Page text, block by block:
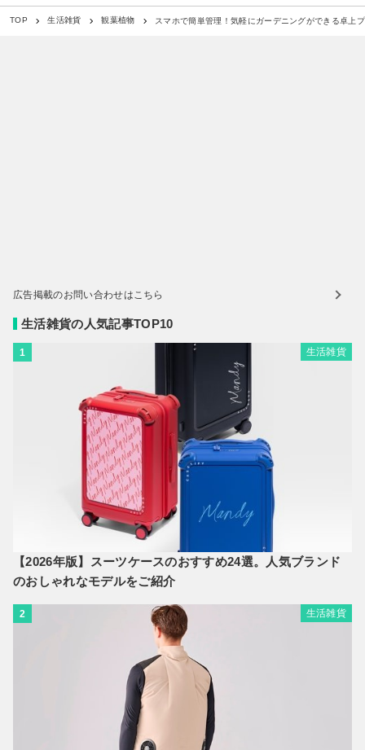
TOP 生活雑貨 観葉植物 スマホで簡単管理！気軽にガーデニングができる卓上
広告掲載のお問い合わせはこちら
生活雑貨の人気記事TOP10
1 生活雑貨
【2026年版】スーツケースのおすすめ24選。人気ブランド
のおしゃれなモデルをご紹介
2 生活雑貨